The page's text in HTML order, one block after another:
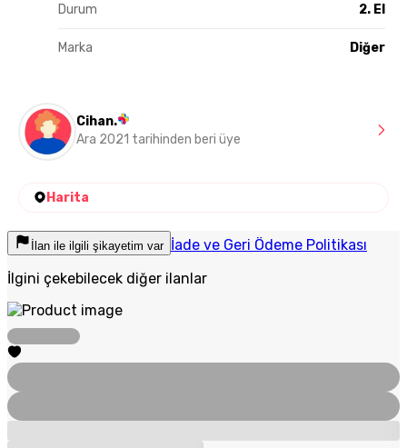
Durum 2. El
Marka Diğer
Cihan.
Ara 2021 tarihinden beri üye
Harita
İlan ile ilgili şikayetim var İade ve Geri Ödeme Politikası
İlgini çekebilecek diğer ilanlar